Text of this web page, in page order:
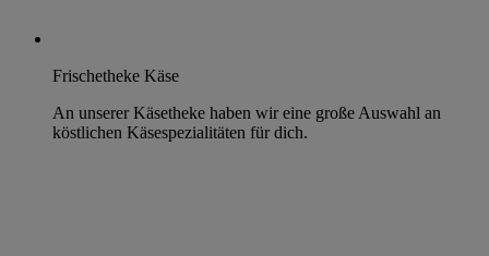
Frischetheke Käse
An unserer Käsetheke haben wir eine große Auswahl an
köstlichen Käsespezialitäten für dich.